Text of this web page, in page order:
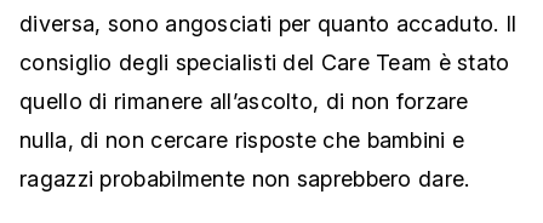
diversa, sono angosciati per quanto accaduto. Il
consiglio degli specialisti del Care Team è stato
quello di rimanere all’ascolto, di non forzare
nulla, di non cercare risposte che bambini e
ragazzi probabilmente non saprebbero dare.